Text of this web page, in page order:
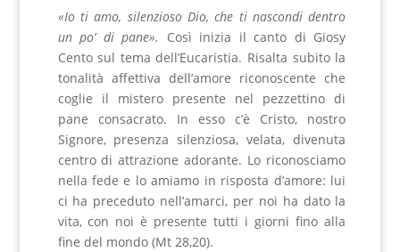
«Io ti amo, silenzioso Dio, che ti nascondi dentro
un po’ di pane».
Così inizia il canto di Giosy
Cento sul tema dell’Eucaristia. Risalta subito la
tonalità affettiva dell’amore riconoscente che
coglie il mistero presente nel pezzettino di
pane consacrato. In esso c’è Cristo, nostro
Signore, presenza silenziosa, velata, divenuta
centro di attrazione adorante. Lo riconosciamo
nella fede e lo amiamo in risposta d’amore: lui
ci ha preceduto nell’amarci, per noi ha dato la
vita, con noi è presente tutti i giorni fino alla
fine del mondo (Mt 28,20).